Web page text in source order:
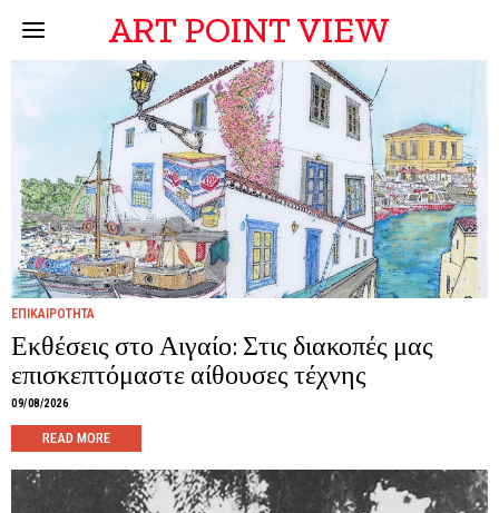
ART POINT VIEW
ΕΠΙΚΑΙΡΟΤΗΤΑ
Εκθέσεις στο Αιγαίο: Στις διακοπές μας
επισκεπτόμαστε αίθουσες τέχνης
09/08/2026
READ MORE